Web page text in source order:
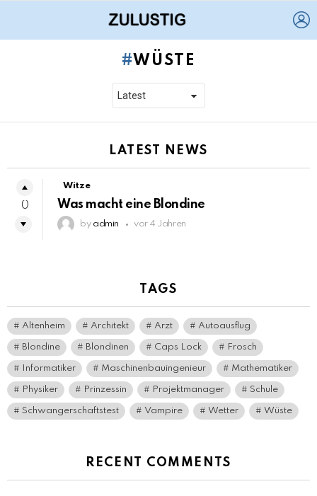
WÜSTE
LATEST NEWS
Witze
Was macht eine Blondine
by admin vor 4 Jahren
0
TAGS
Altenheim Architekt Arzt Autoausflug
Blondine Blondinen Caps Lock Frosch
Informatiker Maschinenbauingenieur Mathematiker
Physiker Prinzessin Projektmanager Schule
Schwangerschaftstest Vampire Wetter Wüste
RECENT COMMENTS